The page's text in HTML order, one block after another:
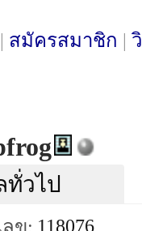
| สมัครสมาชิก |
วไป
118076